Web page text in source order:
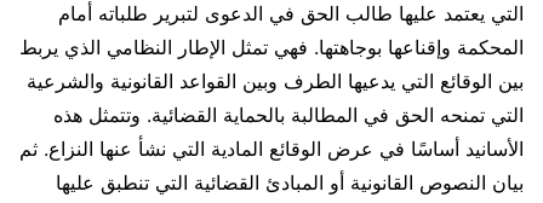
التي يعتمد عليها طالب الحق في الدعوى لتبرير طلباته أمام
المحكمة وإقناعها بوجاهتها. فهي تمثل الإطار النظامي الذي يربط
بين الوقائع التي يدعيها الطرف وبين القواعد القانونية والشرعية
التي تمنحه الحق في المطالبة بالحماية القضائية. وتتمثل هذه
الأسانيد أساسًا في عرض الوقائع المادية التي نشأ عنها النزاع. ثم
بيان النصوص القانونية أو المبادئ القضائية التي تنطبق عليها